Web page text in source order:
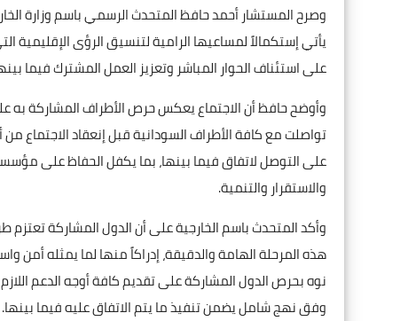
وصرح المستشار أحمد حافظ المتحدث الرسمي باسم وزارة
يأتي إستكمالاً لمساعيها الرامية لتنسيق الرؤى الإقليمية
على استئناف الحوار المباشر وتعزيز العمل المشترك فيما
وأوضح حافظ أن الاجتماع يعكس حرص الأطراف المشاركة
تواصلت مع كافة الأطراف السودانية قبل إنعقاد الاجتماع
على التوصل لاتفاق فيما بينها، بما يكفل الحفاظ على
والاستقرار والتنمية.
وأكد المتحدث باسم الخارجية على أن الدول المشاركة تعتزم
هذه المرحلة الهامة والدقيقة، إدراكاً منها لما يمثله أمن
نوه بحرص الدول المشاركة على تقديم كافة أوجه الدعم
وفق نهج شامل يضمن تنفيذ ما يتم الاتفاق عليه فيما بينها.